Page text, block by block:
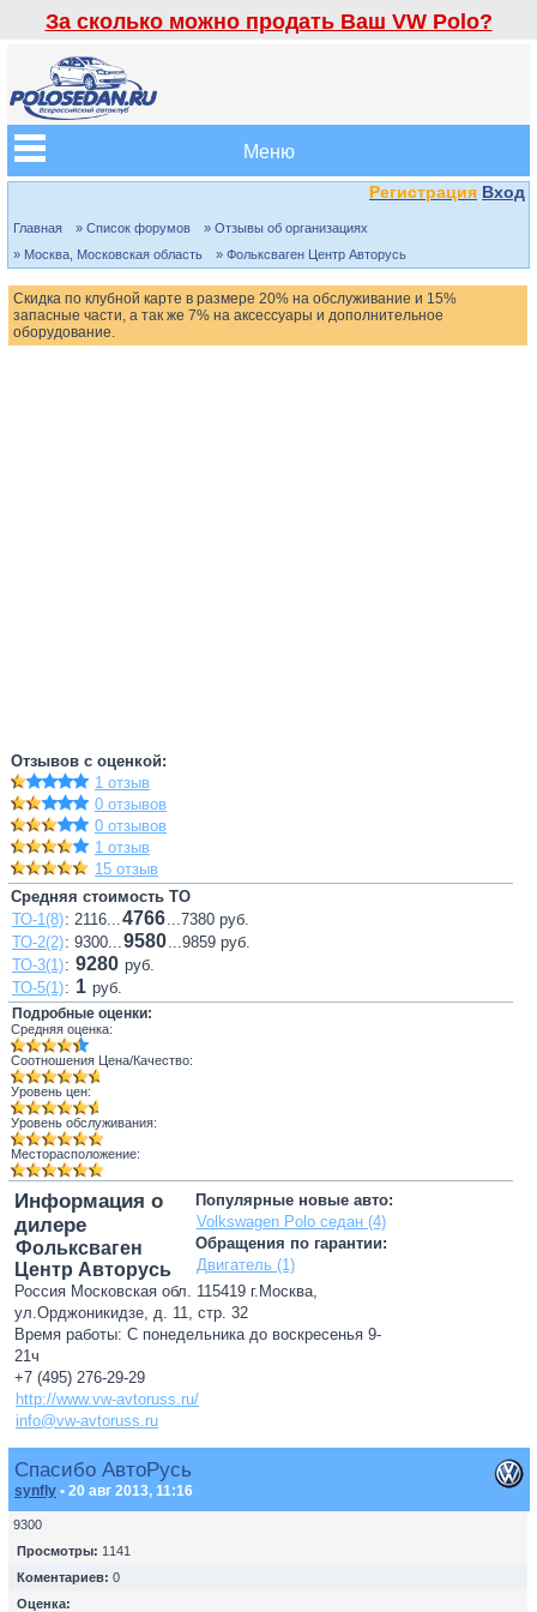
За сколько можно продать Ваш VW Polo?
Меню
Регистрация Вход
Главная » Список форумов
» Отзывы об организациях
» Москва, Московская область
» Фольксваген Центр Авторусь
Скидка по клубной карте в размере 20% на обслуживание и 15%
запасные части, а так же 7% на аксессуары и дополнительное
оборудование.
Отзывов с оценкой:
1 отзыв
0 отзывов
0 отзывов
1 отзыв
15 отзыв
Средняя стоимость ТО
ТО-1(8): 2116...4766...7380 руб.
ТО-2(2): 9300...9580...9859 руб.
ТО-3(1): 9280 руб.
ТО-5(1): 1 руб.
Подробные оценки:
Средняя оценка:
Соотношения Цена/Качество:
Уровень цен:
Уровень обслуживания:
Месторасположение:
Популярные новые авто:
Volkswagen Polo седан (4)
Обращения по гарантии:
Двигатель (1)
Информация о
дилере
Фольксваген
Центр Авторусь
Россия Московская обл. 115419 г.Москва,
ул.Орджоникидзе, д. 11, стр. 32
Время работы: С понедельника до воскресенья 9-
21ч
+7 (495) 276-29-29
http://www.vw-avtoruss.ru/
info@vw-avtoruss.ru
Спасибо АвтоРусь
synfly • 20 авг 2013, 11:16
9300
Просмотры: 1141
Коментариев: 0
Оценка: